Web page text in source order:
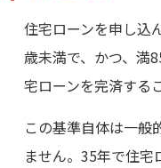
住宅ローンを申し込
歳未満で、かつ、満
宅ローンを完済する
この基準自体は一般
ません。35年で住